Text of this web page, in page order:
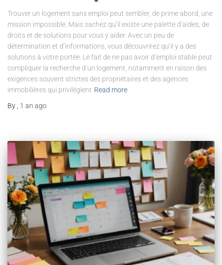
Trouver un logement sans emploi peut sembler, de prime abord, une
mission impossible. Mais sachez qu’il existe une palette d’aides, de
droits et de solutions pour vous y aider. Avec un peu de
détermination et d’informations, vous découvrirez qu’il y a des
solutions à votre portée. Le fait de ne pas avoir d’emploi stable peut
compliquer la recherche d’un logement, notamment en raison des
exigences souvent strictes des propriétaires et des agences
immobilières qui privilégient Read more
By
1 an ago